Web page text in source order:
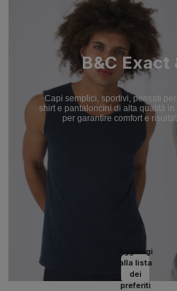
B&C Exact
Capi semplici, sportivi, pensati
shirt e pantaloncini di alta qualità
per garantire comfort e
Aggiungi
alla lista
dei
preferiti